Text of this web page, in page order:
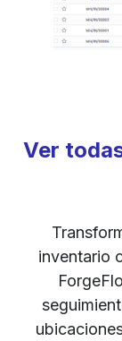
Ver
inventario